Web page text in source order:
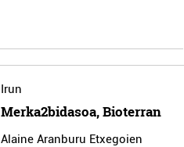
Irun
Merka2bidasoa, Bioterran
Alaine Aranburu Etxegoien